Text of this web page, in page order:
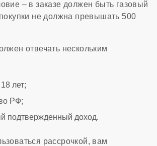
– в заказе должен быть газовый
не должна превышать 500
отвечать нескольким
лет;
РФ;
подтвержденный доход.
рассрочкой, вам